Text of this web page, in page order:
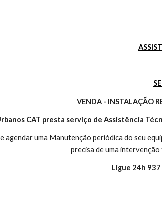
VENDA - INSTALAÇÃO
CAT presta serviço de Assistência
agendar uma Manutenção periódica do seu
precisa de uma
Ligue 24h